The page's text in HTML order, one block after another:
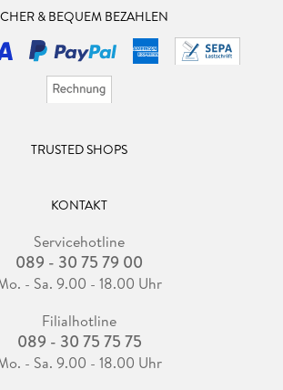
& BEQUEM BEZAHLEN
TRUSTED SHOPS
KONTAKT
Servicehotline
089 - 30 75 79 00
- Sa. 9.00 - 18.00 Uhr
Filialhotline
089 - 30 75 75 75
- Sa. 9.00 - 18.00 Uhr